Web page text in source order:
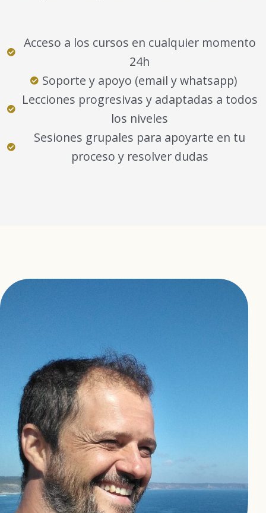
Acceso a los cursos en cualquier momento
24h
Soporte y apoyo (email y whatsapp)
Lecciones progresivas y adaptadas a todos
los niveles
Sesiones grupales para apoyarte en tu
proceso y resolver dudas